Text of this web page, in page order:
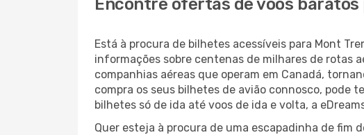
Encontre ofertas de voos
Está à procura de bilhetes acessíveis para Mont
informações sobre centenas de milhares de rotas
companhias aéreas que operam em Canadá,
compra os seus bilhetes de avião connosco, pode
bilhetes só de ida até voos de ida e volta, a
Quer esteja à procura de uma escapadinha de fim